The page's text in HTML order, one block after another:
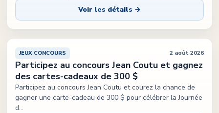
Voir les détails →
JEUX CONCOURS 2 août 2026
Participez au concours Jean Coutu et gagnez
des cartes-cadeaux de 300 $
Participez au concours Jean Coutu et courez la chance de
gagner une carte-cadeau de 300 $ pour célébrer la Journée
d...